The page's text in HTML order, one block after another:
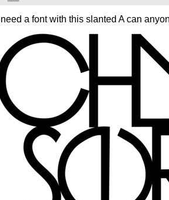
I need a font with this slanted A can